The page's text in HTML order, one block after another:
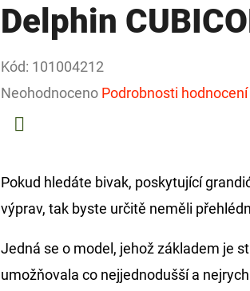
Delphin
Kód: 101004212
Průměrné
hodnocení
5
hvězdiček.
Neohodnoceno Podrobnosti hodnocení
Pokud hledáte bivak, poskytující
výprav, tak byste určitě neměli
Jedná se o model, jehož základem je
umožňovala co nejjednodušší a